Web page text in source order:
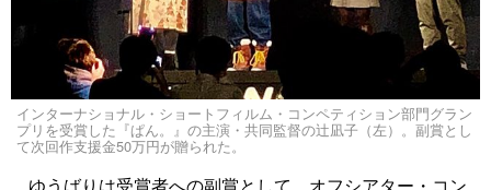
インターナショナル・ショートフィルム・コンペティション部門グラン
プリを受賞した『ぱん。』の主演・共同監督の辻凪子（左）。副賞とし
て次回作支援金50万円が贈られた。
ゆうばりは受賞者への副賞として、オフシアター・コン